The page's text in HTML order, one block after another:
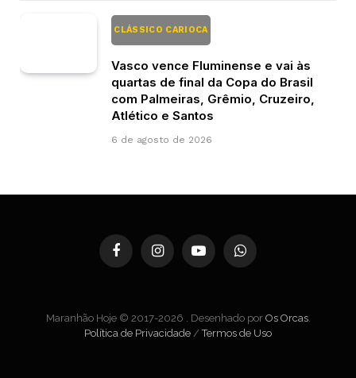
CLÁSSICO CARIOCA
Vasco vence Fluminense e vai às
quartas de final da Copa do Brasil
com Palmeiras, Grêmio, Cruzeiro,
Atlético e Santos
6 de agosto de 2026
FacebookInstagramYouTubeWhatsApp
Maranhão Hoje © 2017-2026 . Desenhado por Os Orcas.
Política de Privacidade /Termos de Uso